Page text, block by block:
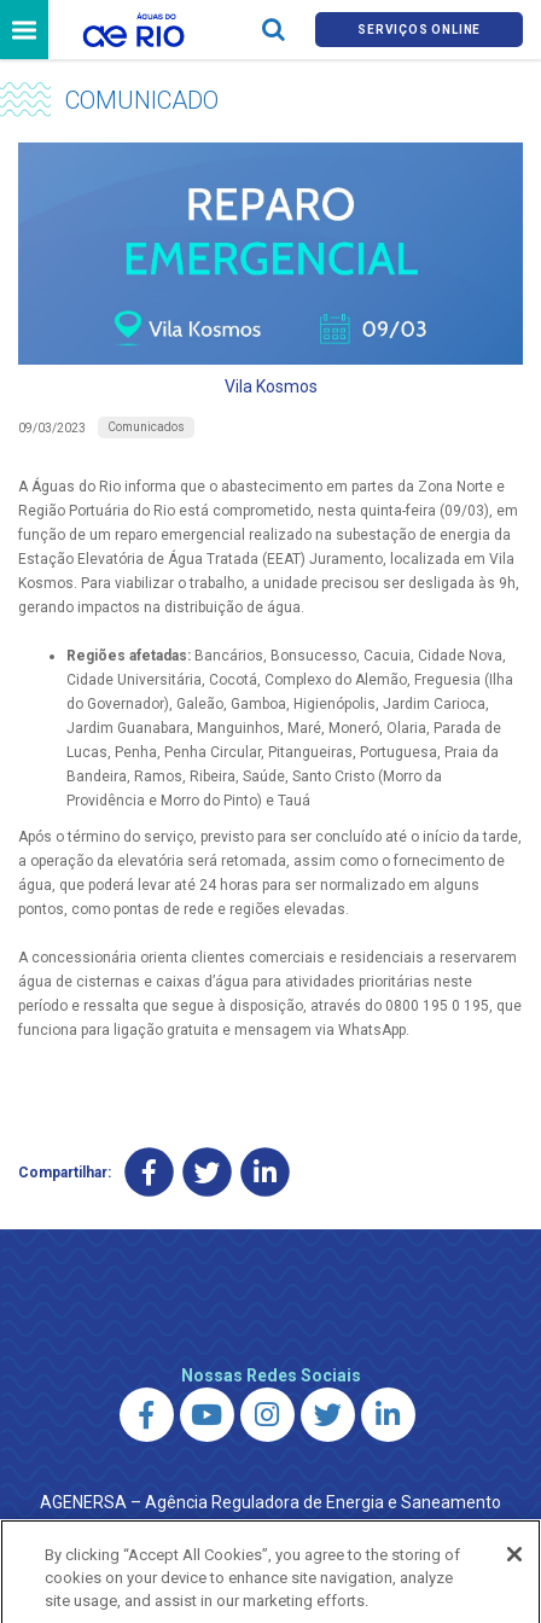
SERVIÇOS ONLINE
COMUNICADO
Vila Kosmos
09/03/2023 Comunicados
A Águas do Rio informa que o abastecimento em partes da Zona Norte e
Região Portuária do Rio está comprometido, nesta quinta-feira (09/03), em
função de um reparo emergencial realizado na subestação de energia da
Estação Elevatória de Água Tratada (EEAT) Juramento, localizada em Vila
Kosmos. Para viabilizar o trabalho, a unidade precisou ser desligada às 9h,
gerando impactos na distribuição de água.
Regiões afetadas: Bancários, Bonsucesso, Cacuia, Cidade Nova,
Cidade Universitária, Cocotá, Complexo do Alemão, Freguesia (Ilha
do Governador), Galeão, Gamboa, Higienópolis, Jardim Carioca,
Jardim Guanabara, Manguinhos, Maré, Moneró, Olaria, Parada de
Lucas, Penha, Penha Circular, Pitangueiras, Portuguesa, Praia da
Bandeira, Ramos, Ribeira, Saúde, Santo Cristo (Morro da
Providência e Morro do Pinto) e Tauá
Após o término do serviço, previsto para ser concluído até o início da tarde,
a operação da elevatória será retomada, assim como o fornecimento de
água, que poderá levar até 24 horas para ser normalizado em alguns
pontos, como pontas de rede e regiões elevadas.
A concessionária orienta clientes comerciais e residenciais a reservarem
água de cisternas e caixas d’água para atividades prioritárias neste
período e ressalta que segue à disposição, através do 0800 195 0 195, que
funciona para ligação gratuita e mensagem via WhatsApp.
Compartilhar:
Nossas Redes Sociais
AGENERSA – Agência Reguladora de Energia e Saneamento
do Estado do Rio de Janeiro
0800 024 9040 · (21) 2332-6457 (WhatsApp) ·
ouvidoria@agenersa.rj.gov.br/ouvidoria.agenersa@gmail.com
·http://www.agenersa.rj.gov.br
By clicking “Accept All Cookies”, you agree to the storing of
cookies on your device to enhance site navigation, analyze
site usage, and assist in our marketing efforts.